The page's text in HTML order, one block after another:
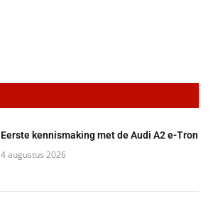
Eerste kennismaking met de Audi A2 e-Tron
4 augustus 2026